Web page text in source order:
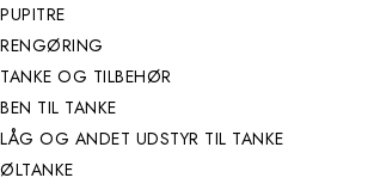
PUPITRE
RENGØRING
TANKE OG TILBEHØR
BEN TIL TANKE
LÅG OG ANDET UDSTYR TIL TANKE
ØLTANKE